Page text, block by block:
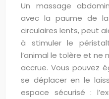
Un massage
avec la paume de
circulaires lents, peut
à stimuler le
l’animal le tolère et ne
accrue. Vous pouvez
se déplacer en le
espace sécurisé :